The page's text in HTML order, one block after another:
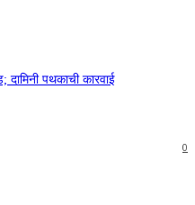
दामिनी पथकाची कारवाई
0